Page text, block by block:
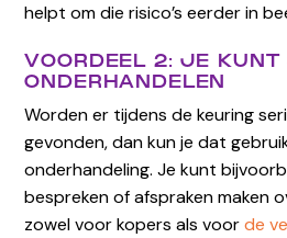
helpt om die risico’s eerder in
VOORDEEL 2: JE KUNT
ONDERHANDELEN
Worden er tijdens de keuring
gevonden, dan kun je dat
onderhandeling. Je kunt
bespreken of afspraken maken
zowel voor kopers als voorde